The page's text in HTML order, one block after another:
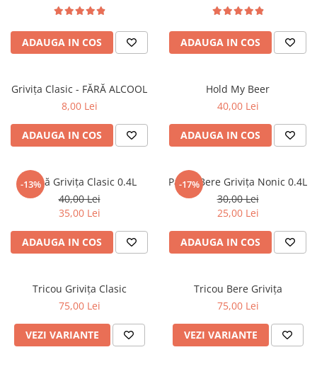
ADAUGA IN COS ADAUGA IN COS
Grivița Clasic - FĂRĂ ALCOOL
8,00 Lei
ADAUGA IN COS
Hold My Beer
40,00 Lei
ADAUGA IN COS
-13%
Halbă Grivița Clasic 0.4L
40,00 Lei
35,00 Lei
ADAUGA IN COS
-17%
Pahar Bere Grivița Nonic 0.4L
30,00 Lei
25,00 Lei
ADAUGA IN COS
Tricou Grivița Clasic
75,00 Lei
VEZI VARIANTE
Tricou Bere Grivița
75,00 Lei
VEZI VARIANTE